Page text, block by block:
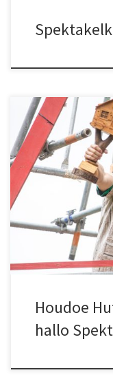
Na 10 jaar
zonder hamers en
in Budel wordt
Pallet en Hugo Hut,
duizenden pallets en
[…]
Houdoe
hallo